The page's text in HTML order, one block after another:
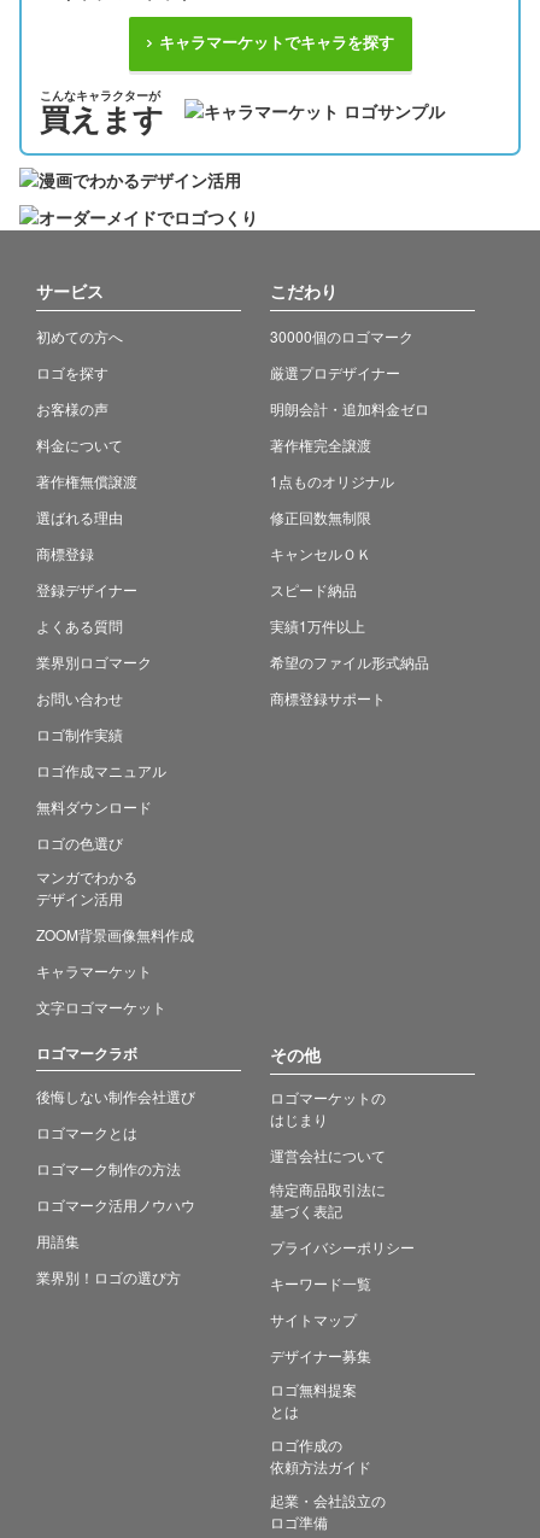
キャラマーケットでキャラを探す
こんなキャラクターが
買えます
サービス
初めての方へ
ロゴを探す
お客様の声
料金について
著作権無償譲渡
選ばれる理由
商標登録
登録デザイナー
よくある質問
業界別ロゴマーク
お問い合わせ
ロゴ制作実績
ロゴ作成マニュアル
無料ダウンロード
ロゴの色選び
マンガでわかる
デザイン活用
ZOOM背景画像無料作成
キャラマーケット
文字ロゴマーケット
こだわり
30000個のロゴマーク
厳選プロデザイナー
明朗会計・追加料金ゼロ
著作権完全譲渡
1点ものオリジナル
修正回数無制限
キャンセルＯＫ
スピード納品
実績1万件以上
希望のファイル形式納品
商標登録サポート
ロゴマークラボ
後悔しない制作会社選び
ロゴマークとは
ロゴマーク制作の方法
ロゴマーク活用ノウハウ
用語集
業界別！ロゴの選び方
その他
ロゴマーケットの
はじまり
運営会社について
特定商品取引法に
基づく表記
プライバシーポリシー
キーワード一覧
サイトマップ
デザイナー募集
ロゴ無料提案
とは
ロゴ作成の
依頼方法ガイド
起業・会社設立の
ロゴ準備